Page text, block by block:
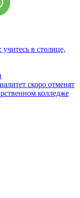
в столице,
скоро отменят
колледже